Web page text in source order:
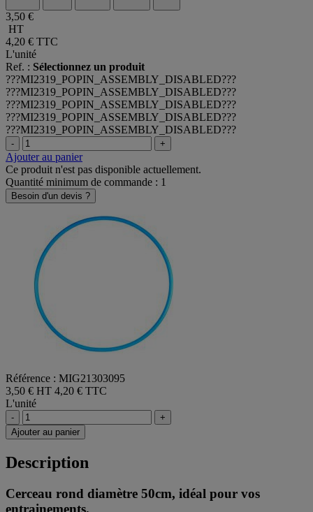
3,50 €
HT
4,20 € TTC
L'unité
Ref. : Sélectionnez un produit
???MI2319_POPIN_ASSEMBLY_DISABLED???
???MI2319_POPIN_ASSEMBLY_DISABLED???
???MI2319_POPIN_ASSEMBLY_DISABLED???
???MI2319_POPIN_ASSEMBLY_DISABLED???
???MI2319_POPIN_ASSEMBLY_DISABLED???
- +
Ajouter au panier
Ce produit n'est pas disponible actuellement.
Quantité minimum de commande : 1
Besoin d'un devis ?
Référence : MIG21303095
3,50 € HT 4,20 € TTC
L'unité
-
+
Ajouter au panier
Description
Cerceau rond diamètre 50cm, idéal pour vos
entrainements.